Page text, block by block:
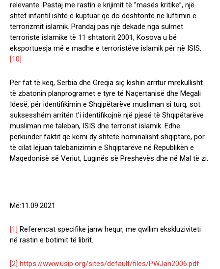
relevante. Pastaj me rastin e krijimit të ”masës kritike”, një
shtet infantil ishte e kuptuar që do dështonte në luftimin e
terrorizmit islamik. Prandaj pas një dekade nga sulmet
terroriste islamike të 11 shtatorit 2001, Kosova u bë
eksportuesja më e madhe e terroristëve islamik për në ISIS.
[10]
Për fat të keq, Serbia dhe Greqia siç kishin arritur mrekullisht
të zbatonin planprogramet e tyre të Naçertanisë dhe Megali
Idesë, për identifikimin e Shqipëtarëve musliman si turq, sot
suksesshëm arritën t’i identifikojnë një pjesë të Shqipëtarëve
musliman me taleban, ISIS dhe terrorist islamik. Edhe
përkundër faktit që kemi dy shtete nominalisht shqiptare, por
të cilat lejuan talebanizimin e Shqiptarëve në Republikën e
Maqedonisë së Veriut, Luginës së Preshevës dhe në Mal të zi.
Më:11.09.2021
[1] Referencat specifike janw hequr, me qwllim ekskluziviteti
në rastin e botimit të librit.
[2] https://www.usip.org/sites/default/files/PWJan2006.pdf